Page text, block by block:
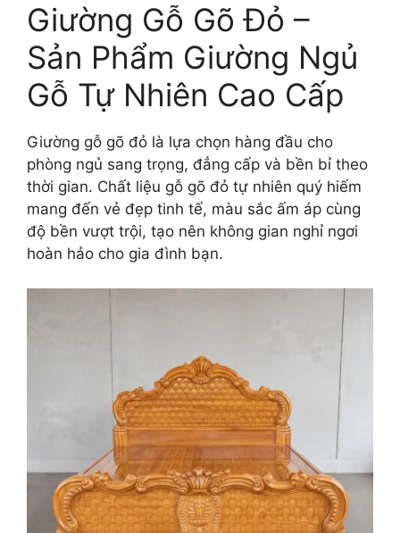
Giường Gỗ Gõ Đỏ –
Sản Phẩm Giường Ngủ
Gỗ Tự Nhiên Cao Cấp
Giường gỗ gõ đỏ là lựa chọn hàng đầu cho
phòng ngủ sang trọng, đẳng cấp và bền bỉ theo
thời gian. Chất liệu gỗ gõ đỏ tự nhiên quý hiếm
mang đến vẻ đẹp tinh tế, màu sắc ấm áp cùng
độ bền vượt trội, tạo nên không gian nghỉ ngơi
hoàn hảo cho gia đình bạn.